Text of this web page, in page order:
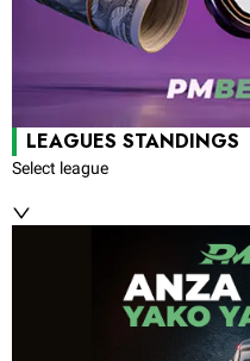
LEAGUES STANDINGS
Select league